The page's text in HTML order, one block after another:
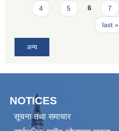
4 5 6 7
last »
अन्य
NOTICES
सूचना तथा समाचार